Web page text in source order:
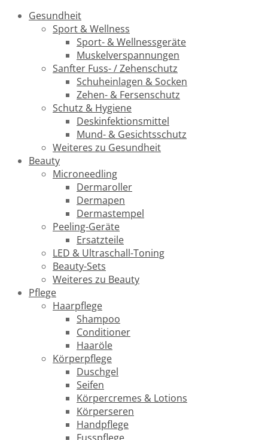
Gesundheit
Sport & Wellness
Sport- & Wellnessgeräte
Muskelverspannungen
Sanfter Fuss- / Zehenschutz
Schuheinlagen & Socken
Zehen- & Fersenschutz
Schutz & Hygiene
Deskinfektionsmittel
Mund- & Gesichtsschutz
Weiteres zu Gesundheit
Beauty
Microneedling
Dermaroller
Dermapen
Dermastempel
Peeling-Geräte
Ersatzteile
LED & Ultraschall-Toning
Beauty-Sets
Weiteres zu Beauty
Pflege
Haarpflege
Shampoo
Conditioner
Haaröle
Körperpflege
Duschgel
Seifen
Körpercremes & Lotions
Körperseren
Handpflege